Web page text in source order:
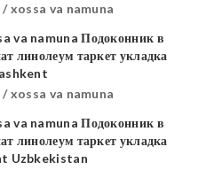
/ xossa va namuna
/ xossa va namuna